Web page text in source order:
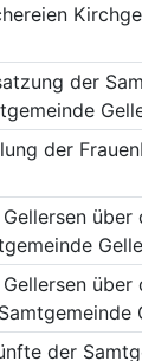
der
der
der